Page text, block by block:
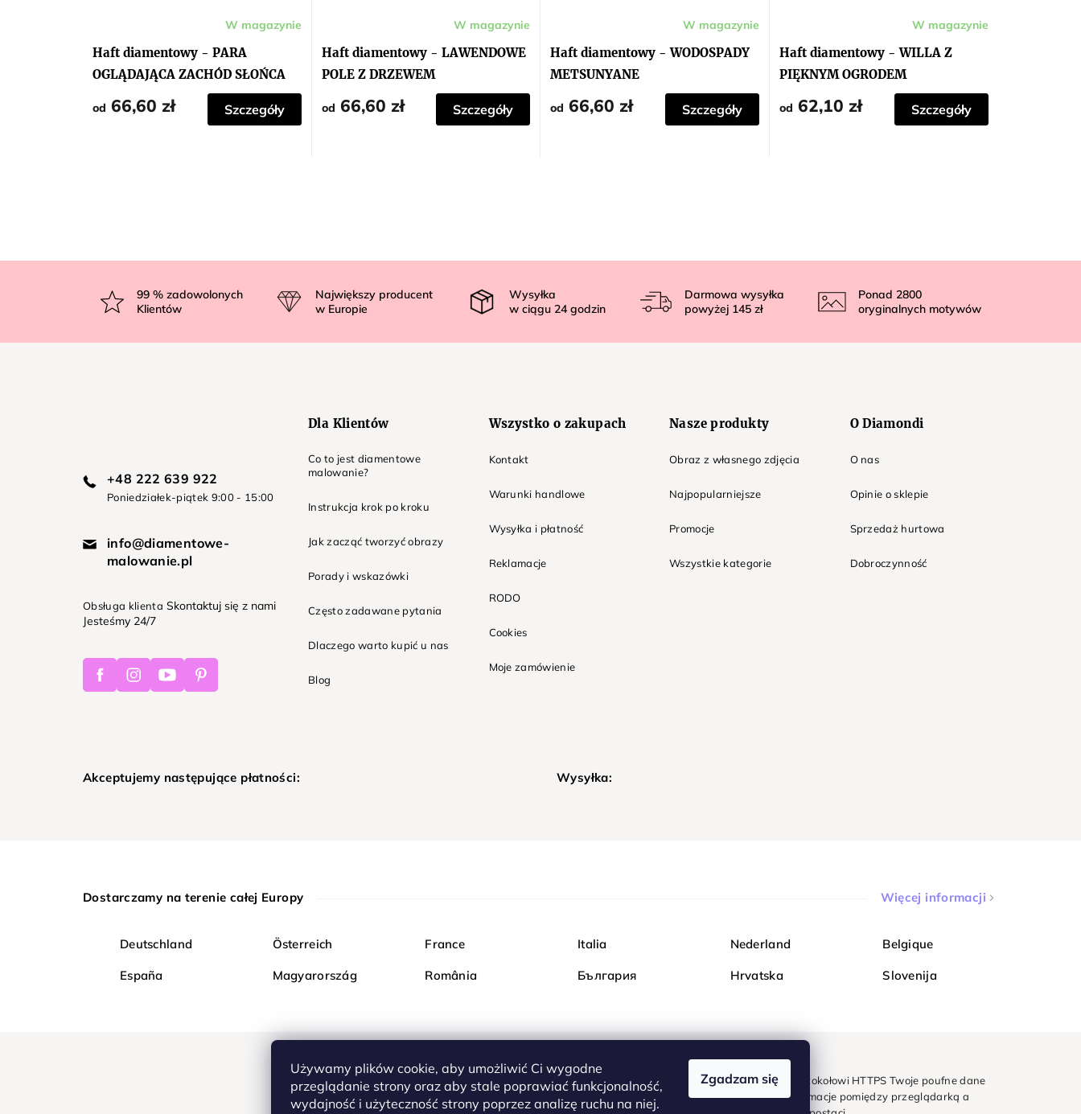
Używamy plików cookie, aby umożliwić Ci wygodne
przeglądanie strony oraz aby stale poprawiać funkcjonalność,
wydajność i użyteczność strony poprzez analizę ruchu na niej.
Zgadzam się
Haft diamentowy - PARA
OGLĄDAJĄCA ZACHÓD SŁOŃCA
W magazynie
od 66,60 zł Szczegóły
Haft diamentowy - LAWENDOWE
POLE Z DRZEWEM
W magazynie
od 66,60 zł Szczegóły
Haft diamentowy - WODOSPADY
METSUNYANE
W magazynie
od 66,60 zł Szczegóły
Haft diamentowy - WILLA Z
PIĘKNYM OGRODEM
W magazynie
od 62,10 zł Szczegóły
p
99% zadowolonych
Klientów
Największy producent
w Europie
Wysyłka
w ciągu 24 godzin
Darmowa wysyłka
powyżej 145 zł
Ponad 2800
oryginalnych motywów
+48 222 639 922
Poniedziałek-piątek 9:00 - 15:00
info@diamentowe-
malowanie.pl
Obsługa klienta Skontaktuj się z nami
Jesteśmy 24/7
FacebookInstagramYoutubePinterest
Dla Klientów
Co to jest diamentowe
malowanie?
Instrukcja krok po kroku
Jak zacząć tworzyć obrazy
Porady i wskazówki
Często zadawane pytania
Dlaczego warto kupić u nas
Blog
Wszystko o zakupach
Kontakt
Warunki handlowe
Wysyłka i płatność
Reklamacje
RODO
Cookies
Moje zamówienie
Nasze produkty
Obraz z własnego zdjęcia
Najpopularniejsze
Promocje
Wszystkie kategorie
O Diamondi
O nas
Opinie o sklepie
Sprzedaż hurtowa
Dobroczynność
Akceptujemy następujące płatności: Wysyłka:
Dostarczamy na terenie całej Europy Więcej informacji
Deutschland Österreich France Italia Nederland Belgique
España Magyarország România България Hrvatska Slovenija
Kupuj bezpiecznie w Diamondi. Dzięki protokołowi HTTPS Twoje poufne dane
są całkowicie bezpieczne - wszystkie informacje pomiędzy przeglądarką a